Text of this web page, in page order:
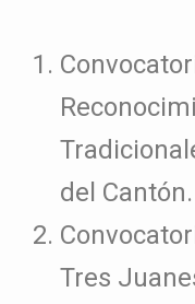
del Cantón.
Tres